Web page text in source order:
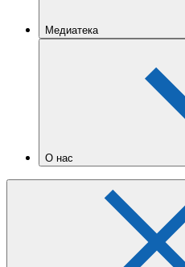
Медиатека
О нас